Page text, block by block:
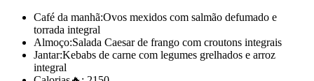
Café da manhã:Ovos mexidos com salmão defumado e
torrada integral
Almoço:Salada Caesar de frango com croutons integrais
Jantar:Kebabs de carne com legumes grelhados e arroz
integral